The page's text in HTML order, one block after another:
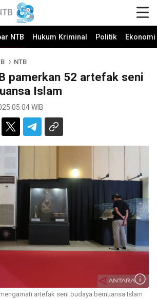
NTB Hukum Kriminal Politik
NTB
pamerkan 52 artefak seni
Islam
05:04 WIB
artefak seni budaya bernuansa Islam